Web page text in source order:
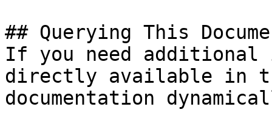
## Querying This
If you need
directly available in
documentation